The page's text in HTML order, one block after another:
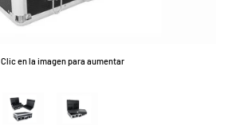
Clic en la imagen para aumentar